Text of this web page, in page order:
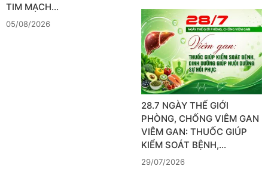
TIM MẠCH…
05/08/2026
28.7 NGÀY THẾ GIỚI
PHÒNG, CHỐNG VIÊM GAN
VIÊM GAN: THUỐC GIÚP
KIỂM SOÁT BỆNH,…
29/07/2026